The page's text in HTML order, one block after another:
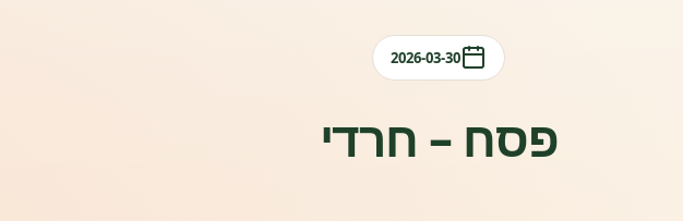
2026-03-30
פסח – חרדי